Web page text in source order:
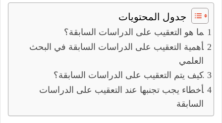
جدول المحتويات
ما هو التعقيب على الدراسات السابقة؟
أهمية التعقيب على الدراسات السابقة في البحث
العلمي
كيف يتم التعقيب على الدراسات السابقة؟
أخطاء يجب تجنبها عند التعقيب على الدراسات
السابقة